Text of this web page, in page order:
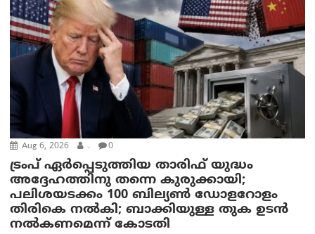
Aug 6, 2026 . 0
ട്രംപ് ഏര്‍പ്പെടുത്തിയ താരിഫ് യുദ്ധം
അദ്ദേഹത്തിനു തന്നെ കുരുക്കായി;
പലിശയടക്കം 100 ബില്യണ്‍ ഡോളറോളം
തിരികെ നല്‍കി; ബാക്കിയുള്ള തുക ഉടന്‍
നല്‍കണമെന്ന് കോടതി